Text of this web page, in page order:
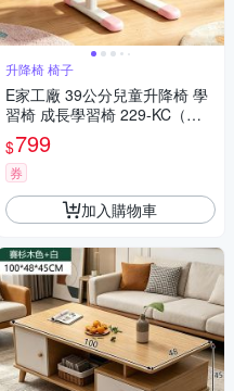
升降椅 椅子
E家工廠 39公分兒童升降椅 學
習椅 成長學習椅 229-KC（粉
色）
$799
券
加入購物車